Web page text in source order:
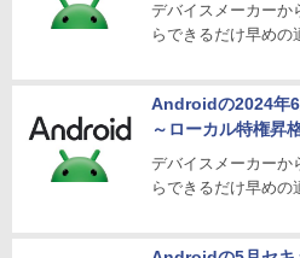
デバイスメーカーか
らできるだけ早めの
Androidの2024年
～ローカル特権昇
デバイスメーカーか
らできるだけ早めの